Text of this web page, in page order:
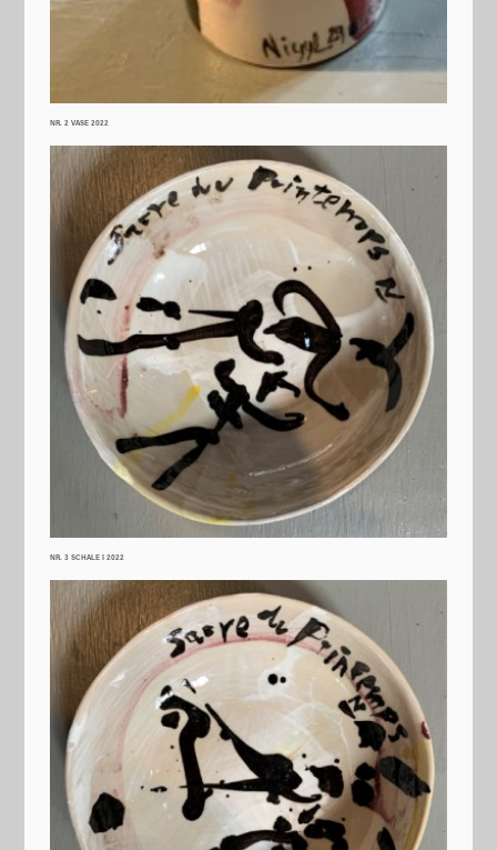
NR. 2 VASE 2022
NR. 3 SCHALE I 2022